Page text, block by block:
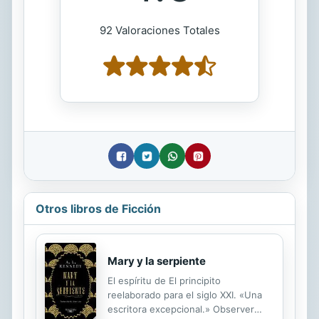
92 Valoraciones Totales
Otros libros de Ficción
Mary y la serpiente
El espíritu de El principito
reelaborado para el siglo XXI. «Una
escritora excepcional.» Observer